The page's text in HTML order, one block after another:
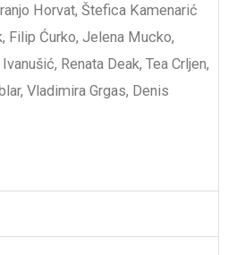
Horvat, Štefica Kamenarić
Filip Ćurko, Jelena Mucko,
Renata Deak, Tea Crljen,
Vladimira Grgas, Denis